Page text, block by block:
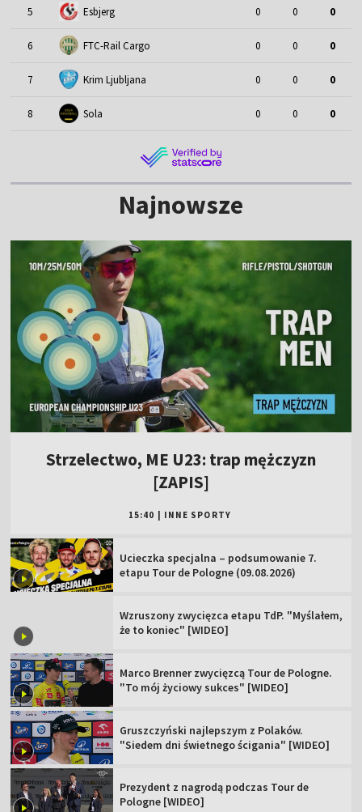
5 Esbjerg 0 0 0
6 FTC-Rail Cargo 0 0 0
7 Krim Ljubljana 0 0 0
8 Sola 0 0 0
Najnowsze
Strzelectwo, ME U23: trap mężczyzn
[ZAPIS]
15:40 INNE SPORTY
Ucieczka specjalna – podsumowanie 7.
etapu Tour de Pologne (09.08.2026)
Wzruszony zwycięzca etapu TdP. "Myślałem,
że to koniec" [WIDEO]
Marco Brenner zwycięzcą Tour de Pologne.
"To mój życiowy sukces" [WIDEO]
Gruszczyński najlepszym z Polaków.
"Siedem dni świetnego ścigania" [WIDEO]
Prezydent z nagrodą podczas Tour de
Pologne [WIDEO]